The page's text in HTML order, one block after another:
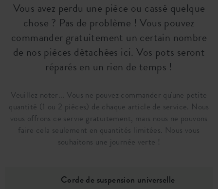
Vous avez perdu une pièce ou cassé quelque
chose ? Pas de problème ! Vous pouvez
commander gratuitement un certain nombre
de nos pièces détachées ici. Vos pots seront
réparés en un rien de temps !
Veuillez noter... Vous ne pouvez commander qu'une petite
quantité (1 ou 2 pièces) de chaque article de service. Nous
vous offrons ce servie gratuitement, mais nous ne pouvons
faire cela seulement en quantités limitées. Nous vous
souhaitons une journée verte !
Corde de suspension universelle